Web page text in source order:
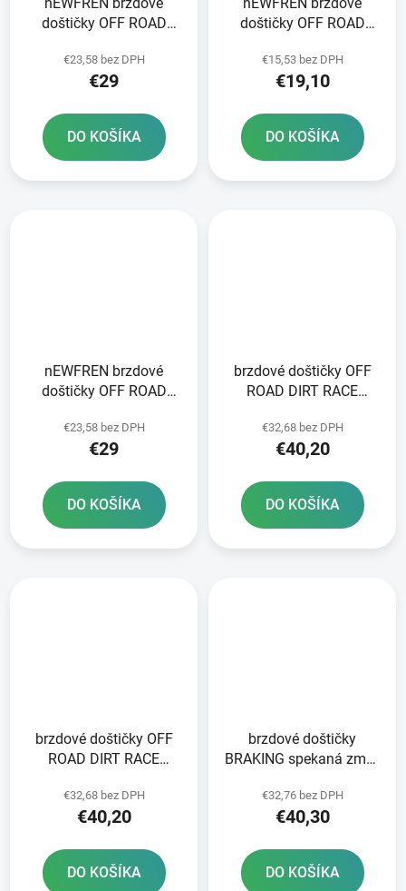
nEWFREN brzdové
doštičky OFF ROAD
balení
€23,58 bez DPH
€29
DO KOŠÍKA
nEWFREN brzdové
doštičky OFF ROAD
balení
€15,53 bez DPH
€19,10
DO KOŠÍKA
nEWFREN brzdové
doštičky OFF ROAD
balení
€23,58 bez DPH
€29
DO KOŠÍKA
brzdové doštičky OFF
ROAD DIRT RACE
ks v balení
€32,68 bez DPH
€40,20
DO KOŠÍKA
brzdové doštičky OFF
ROAD DIRT RACE
ks v balení
€32,68 bez DPH
€40,20
DO KOŠÍKA
brzdové doštičky
BRAKING spekaná zmes
€32,76 bez DPH
€40,30
DO KOŠÍKA